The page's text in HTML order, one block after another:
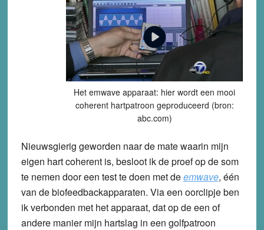
Het emwave apparaat: hier wordt een mooi
coherent hartpatroon geproduceerd (bron:
abc.com)
Nieuwsgierig geworden naar de mate waarin mijn
eigen hart coherent is, besloot ik de proef op de som
te nemen door een test te doen met deemwave, één
van de biofeedbackapparaten. Via een oorclipje ben
ik verbonden met het apparaat, dat op de een of
andere manier mijn hartslag in een golfpatroon